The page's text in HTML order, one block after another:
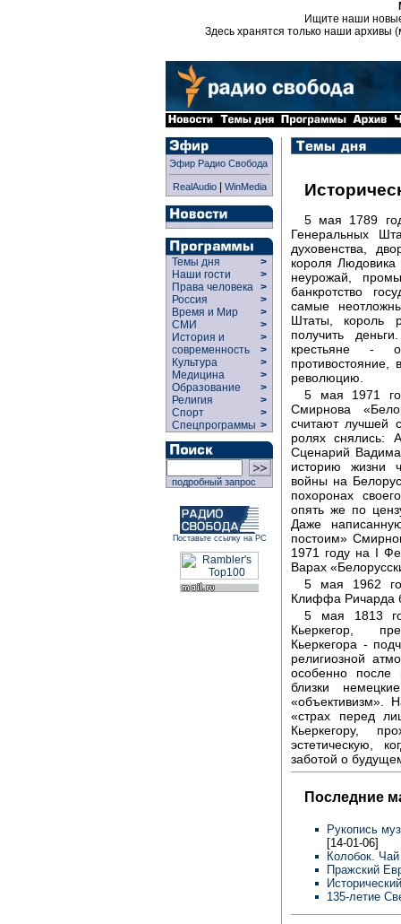
Ищите наши
Здесь хранятся только наши архивы
Эфир Радио Свобода
RealAudio| WinMedia
Темы дня
>
Наши гости
>
Права человека >
Россия
>
Время и Мир
>
СМИ
>
История и
современность
>
>
Культура
>
Медицина
>
Образование
>
Религия
>
Спорт
>
Спецпрограммы >
подробный запрос
Поставьте ссылку на РС
5 мая 1789
Генеральных
духовенства,
короля Людовика
неурожай,
банкротство
самые
Штаты, король
получить
крестьяне -
революцию.
5 мая 1971
Смирнова
считают лучшей
ролях снялись:
Сценарий
историю жизни
войны на
похоронах
опять же по
Даже
постоим»
1971 году на I
Варах
5 мая 1962
Клиффа Ричарда
5 мая 1813
Кьеркегор,
Кьеркегора -
религиозной
особенно после
близки
«объективизм».
«страх перед
Кьеркегору,
эстетическую,
заботой о
Последние
Рукопись
[14-01-06]
Колобок.
Пражский
135-летие